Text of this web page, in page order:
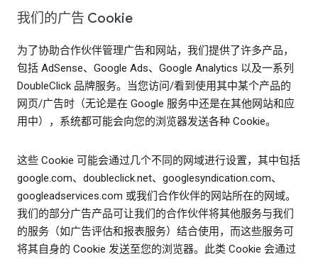
我们的广告 Cookie
为了协助合作伙伴管理广告和网站，我们提供了许多产品，
包括 AdSense、Google Ads、Google Analytics 以及一系列
DoubleClick 品牌服务。当您访问/看到使用其中某个产品的
网页/广告时（无论是在 Google 服务中还是在其他网站和应
用中），系统都可能会向您的浏览器发送各种 Cookie。
这些 Cookie 可能会通过几个不同的网域进行设置，其中包括
google.com、doubleclick.net、googlesyndication.com、
googleadservices.com 或我们合作伙伴的网站所在的网域。
我们的部分广告产品可让我们的合作伙伴将其他服务与我们
的服务（如广告评估和报表服务）结合使用，而这些服务可
将其自身的 Cookie 发送至您的浏览器。此类 Cookie 会通过